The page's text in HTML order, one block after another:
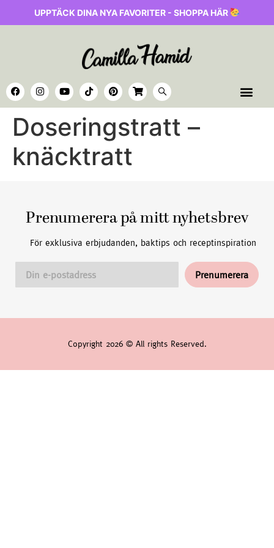
UPPTÄCK DINA NYA FAVORITER - SHOPPA HÄR
Doseringstratt –
knäcktratt
Prenumerera på mitt nyhetsbrev
För exklusiva erbjudanden, baktips och receptinspiration
Copyright 2026 © All rights Reserved.